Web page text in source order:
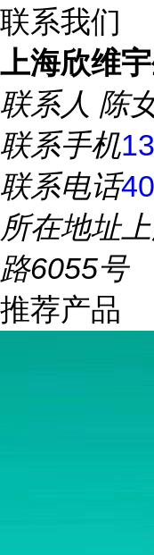
联系我们
上海欣维
联系人 陈
联系手机
联系电话
所在地址
路6055号
推荐产品